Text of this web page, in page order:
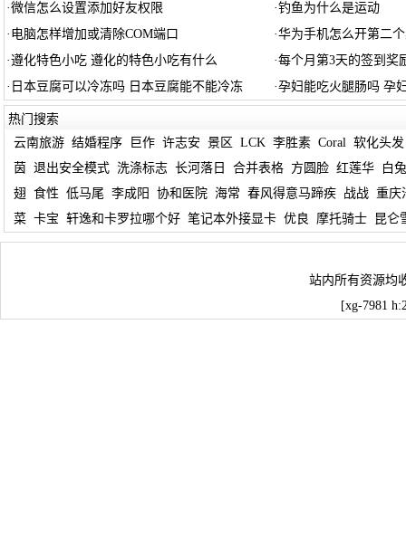
·微信怎么设置添加好友权限 ·钓鱼为什么是运动
· 电脑怎样增加或清除COM端口 ·华为手机怎么开第二
·遵化特色小吃 遵化的特色小吃有什么 ·每个月第3天的签到奖
· 日本豆腐可以冷冻吗 日本豆腐能不能冷冻 ·孕妇能吃火腿肠吗 孕
热门搜索
云南旅游 结婚程序 巨作 许志安 景区 LCK 李胜素 Coral 软化头发
茵 退出安全模式 洗涤标志 长河落日 合并表格 方圆脸 红莲华
白
翅 食性 低马尾 李成阳 协和医院 海常 春风得意马蹄疾 战战 重庆
菜 卡宝 轩逸和卡罗拉哪个好 笔记本外接显卡 优良 摩托骑士 昆仑
站内所有资源均
[xg-7981